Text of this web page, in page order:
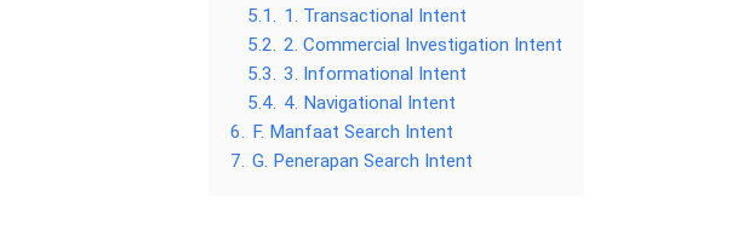
5.1. 1. Transactional Intent
5.2. 2. Commercial Investigation Intent
5.3. 3. Informational Intent
5.4. 4. Navigational Intent
6. F. Manfaat Search Intent
7. G. Penerapan Search Intent